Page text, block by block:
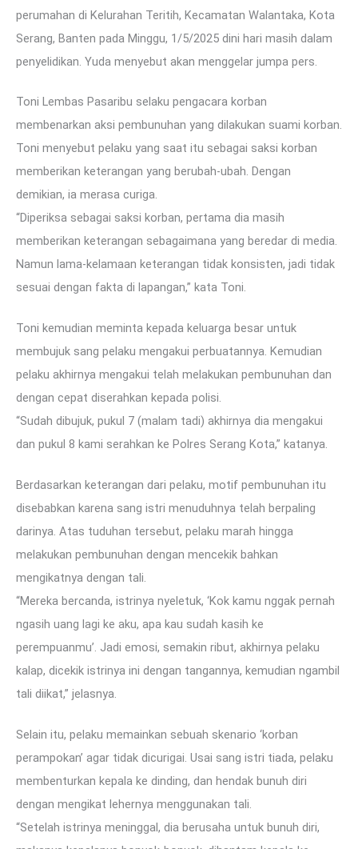
perumahan di Kelurahan Teritih, Kecamatan Walantaka, Kota
Serang, Banten pada Minggu, 1/5/2025 dini hari masih dalam
penyelidikan. Yuda menyebut akan menggelar jumpa pers.
Toni Lembas Pasaribu selaku pengacara korban
membenarkan aksi pembunuhan yang dilakukan suami korban.
Toni menyebut pelaku yang saat itu sebagai saksi korban
memberikan keterangan yang berubah-ubah. Dengan
demikian, ia merasa curiga.
“Diperiksa sebagai saksi korban, pertama dia masih
memberikan keterangan sebagaimana yang beredar di media.
Namun lama-kelamaan keterangan tidak konsisten, jadi tidak
sesuai dengan fakta di lapangan,” kata Toni.
Toni kemudian meminta kepada keluarga besar untuk
membujuk sang pelaku mengakui perbuatannya. Kemudian
pelaku akhirnya mengakui telah melakukan pembunuhan dan
dengan cepat diserahkan kepada polisi.
“Sudah dibujuk, pukul 7 (malam tadi) akhirnya dia mengakui
dan pukul 8 kami serahkan ke Polres Serang Kota,” katanya.
Berdasarkan keterangan dari pelaku, motif pembunuhan itu
disebabkan karena sang istri menuduhnya telah berpaling
darinya. Atas tuduhan tersebut, pelaku marah hingga
melakukan pembunuhan dengan mencekik bahkan
mengikatnya dengan tali.
“Mereka bercanda, istrinya nyeletuk, ‘Kok kamu nggak pernah
ngasih uang lagi ke aku, apa kau sudah kasih ke
perempuanmu’. Jadi emosi, semakin ribut, akhirnya pelaku
kalap, dicekik istrinya ini dengan tangannya, kemudian ngambil
tali diikat,” jelasnya.
Selain itu, pelaku memainkan sebuah skenario ‘korban
perampokan’ agar tidak dicurigai. Usai sang istri tiada, pelaku
membenturkan kepala ke dinding, dan hendak bunuh diri
dengan mengikat lehernya menggunakan tali.
“Setelah istrinya meninggal, dia berusaha untuk bunuh diri,